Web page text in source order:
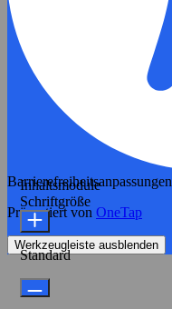
Barrierefreiheitsanpassungen
Präsentiert von OneTap
Werkzeugleiste ausblenden
Inhaltsmodule
Schriftgröße
Standard